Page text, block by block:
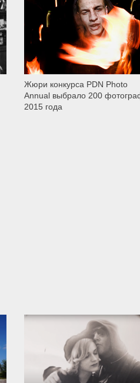
Жюри конкурса PDN Photo
Annual выбрало 200
2015 года
1 669